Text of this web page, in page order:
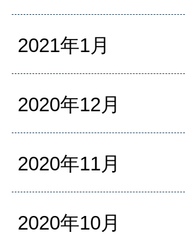
2021年1月
2020年12月
2020年11月
2020年10月